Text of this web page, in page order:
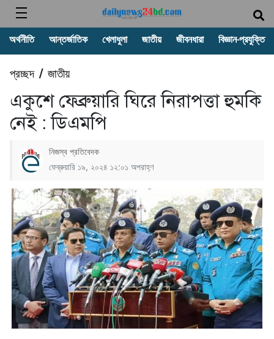
অর্থনীতি আন্তর্জাতিক খেলাধুলা জাতীয় জীবনধারা বিজ্ঞান-প্রযুক্তি
প্রচ্ছদ/ জাতীয়
একুশে ফেব্রুয়ারি ঘিরে নিরাপত্তা হুমকি
নেই : ডিএমপি
নিজস্ব প্রতিবেদক
ফেব্রুয়ারি ১৯, ২০২৪ ১২:০১ অপরাহ্ণ